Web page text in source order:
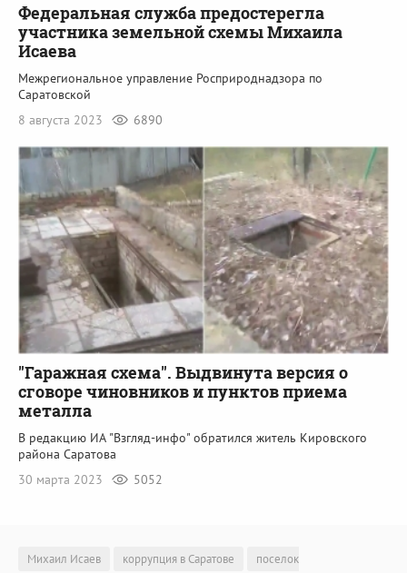
Федеральная служба предостерегла
участника земельной схемы Михаила
Исаева
Межрегиональное управление Росприроднадзора по
Саратовской
8 августа 2023
6890
"Гаражная схема". Выдвинута версия о
сговоре чиновников и пунктов приема
металла
В редакцию ИА "Взгляд-инфо" обратился житель Кировского
района Саратова
30 марта 2023
5052
Михаил Исаев коррупция в Саратове поселок